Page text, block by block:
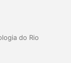
do Rio